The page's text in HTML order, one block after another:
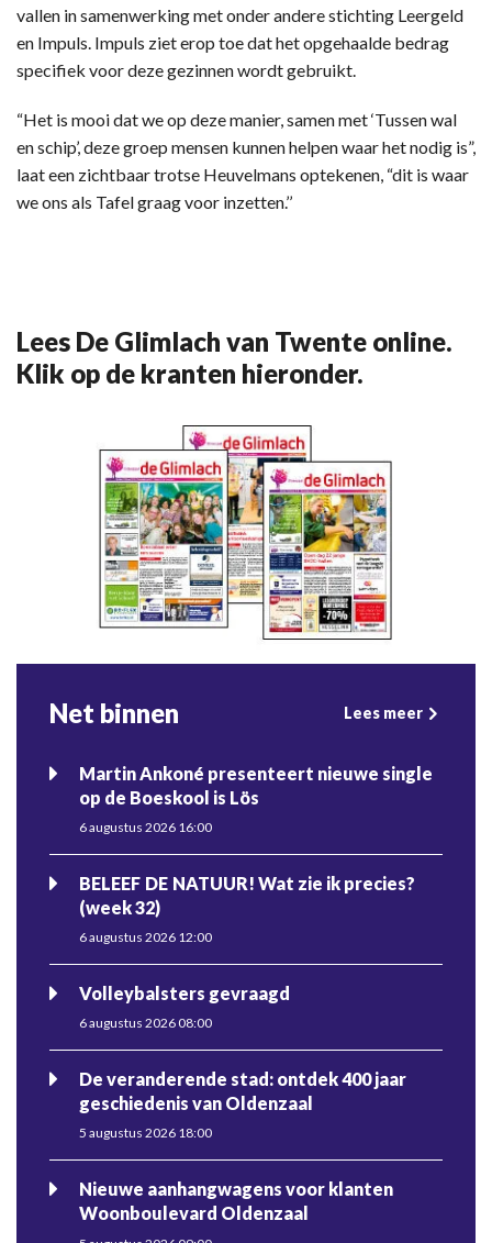
vallen in samenwerking met onder andere stichting Leergeld
en Impuls. Impuls ziet erop toe dat het opgehaalde bedrag
specifiek voor deze gezinnen wordt gebruikt.
“Het is mooi dat we op deze manier, samen met ‘Tussen wal
en schip’, deze groep mensen kunnen helpen waar het nodig is”,
laat een zichtbaar trotse Heuvelmans optekenen, “dit is waar
we ons als Tafel graag voor inzetten.’’
Lees De Glimlach van Twente online.
Klik op de kranten hieronder.
Net binnen Lees meer
Martin Ankoné presenteert nieuwe single
op de Boeskool is Lös
6 augustus 2026 16:00
BELEEF DE NATUUR! Wat zie ik precies?
(week 32)
6 augustus 2026 12:00
Volleybalsters gevraagd
6 augustus 2026 08:00
De veranderende stad: ontdek 400 jaar
geschiedenis van Oldenzaal
5 augustus 2026 18:00
Nieuwe aanhangwagens voor klanten
Woonboulevard Oldenzaal